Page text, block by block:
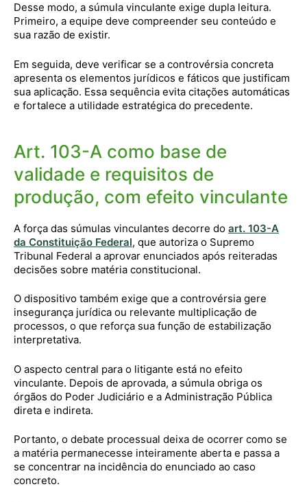
Desse modo, a súmula vinculante exige dupla leitura.
Primeiro, a equipe deve compreender seu conteúdo e
sua razão de existir.
Em seguida, deve verificar se a controvérsia concreta
apresenta os elementos jurídicos e fáticos que justificam
sua aplicação. Essa sequência evita citações automáticas
e fortalece a utilidade estratégica do precedente.
Art. 103-A como base de
validade e requisitos de
produção, com efeito vinculante
A força das súmulas vinculantes decorre do art. 103-A
da Constituição Federal, que autoriza o Supremo
Tribunal Federal a aprovar enunciados após reiteradas
decisões sobre matéria constitucional.
O dispositivo também exige que a controvérsia gere
insegurança jurídica ou relevante multiplicação de
processos, o que reforça sua função de estabilização
interpretativa.
O aspecto central para o litigante está no efeito
vinculante. Depois de aprovada, a súmula obriga os
órgãos do Poder Judiciário e a Administração Pública
direta e indireta.
Portanto, o debate processual deixa de ocorrer como se
a matéria permanecesse inteiramente aberta e passa a
se concentrar na incidência do enunciado ao caso
concreto.